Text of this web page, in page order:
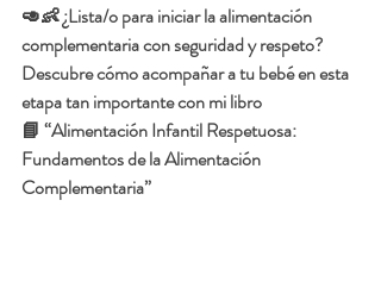
🥑👶 ¿Lista/o para iniciar la alimentación
complementaria con seguridad y respeto?
Descubre cómo acompañar a tu bebé en esta
etapa tan importante con mi libro
📘 “Alimentación Infantil Respetuosa:
Fundamentos de la Alimentación
Complementaria”